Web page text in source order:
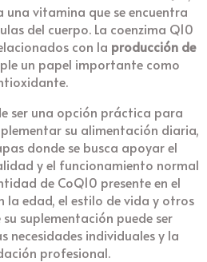
una vitamina que se encuentra
del cuerpo. La coenzima Q10
con la producción de
un papel importante como
ser una opción práctica para
su alimentación diaria,
donde se busca apoyar el
y el funcionamiento normal
de CoQ10 presente en el
la edad, el estilo de vida y otros
suplementación puede ser
necesidades individuales y la
profesional.